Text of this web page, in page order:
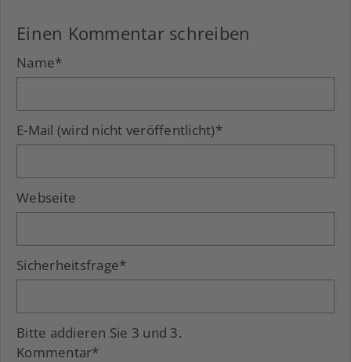
Einen Kommentar schreiben
Name*
E-Mail (wird nicht veröffentlicht)*
Webseite
Sicherheitsfrage*
Bitte addieren Sie 3 und 3.
Kommentar*